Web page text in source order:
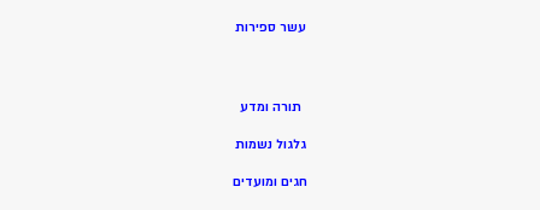
עשר ספירות
תורה ומדע
גלגול נשמות
חגים ומועדים